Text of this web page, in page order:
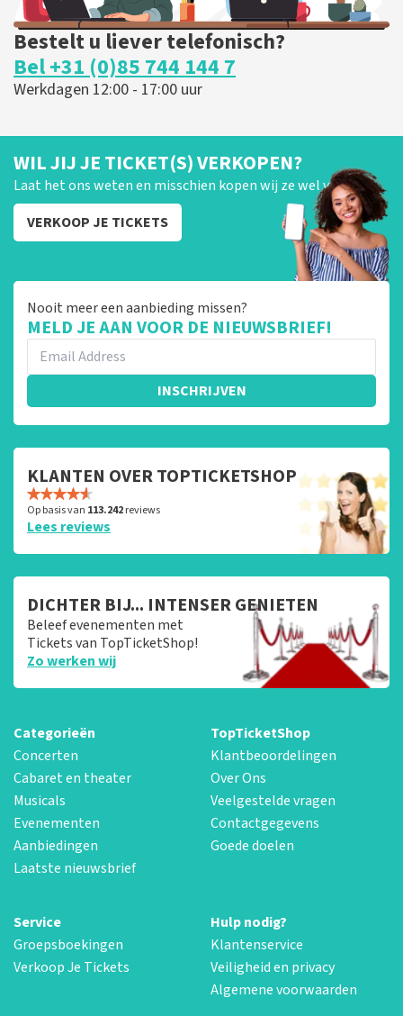
Bestelt u liever telefonisch?
Bel +31 (0)85 744 144 7
Werkdagen 12:00 - 17:00 uur
WIL JIJ JE TICKET(S) VERKOPEN?
Laat het ons weten en misschien kopen wij ze wel van je!
VERKOOP JE TICKETS
Nooit meer een aanbieding missen?
MELD JE AAN VOOR DE NIEUWSBRIEF!
INSCHRIJVEN
KLANTEN OVER TOPTICKETSHOP
Op basis van 113.242reviews
Lees reviews
DICHTER BIJ... INTENSER GENIETEN
Beleef evenementen met
Tickets van TopTicketShop!
Zo werken wij
Categorieën
Concerten
Cabaret en theater
Musicals
Evenementen
Aanbiedingen
Laatste nieuwsbrief
TopTicketShop
Klantbeoordelingen
Over Ons
Veelgestelde vragen
Contactgegevens
Goede doelen
Service
Groepsboekingen
Verkoop Je Tickets
Hulp nodig?
Klantenservice
Veiligheid en privacy
Algemene voorwaarden